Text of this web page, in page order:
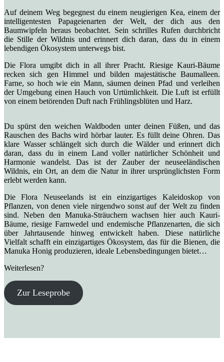
Auf deinem Weg begegnest du einem neugierigen Kea, einem der
intelligentesten Papageienarten der Welt, der dich aus den
Baumwipfeln heraus beobachtet. Sein schrilles Rufen durchbricht
die Stille der Wildnis und erinnert dich daran, dass du in einem
lebendigen Ökosystem unterwegs bist.
Die Flora umgibt dich in all ihrer Pracht. Riesige Kauri-Bäume
recken sich gen Himmel und bilden majestätische Baumalleen.
Farne, so hoch wie ein Mann, säumen deinen Pfad und verleihen
der Umgebung einen Hauch von Urtümlichkeit. Die Luft ist erfüllt
von einem betörenden Duft nach Frühlingsblüten und Harz.
Du spürst den weichen Waldboden unter deinen Füßen, und das
Rauschen des Bachs wird hörbar lauter. Es füllt deine Ohren. Das
klare Wasser schlängelt sich durch die Wälder und erinnert dich
daran, dass du in einem Land voller natürlicher Schönheit und
Harmonie wandelst. Das ist der Zauber der neuseeländischen
Wildnis, ein Ort, an dem die Natur in ihrer ursprünglichsten Form
erlebt werden kann.
Die Flora Neuseelands ist ein einzigartiges Kaleidoskop von
Pflanzen, von denen viele nirgendwo sonst auf der Welt zu finden
sind. Neben den Manuka-Sträuchern wachsen hier auch Kauri-
Bäume, riesige Farnwedel und endemische Pflanzenarten, die sich
über Jahrtausende hinweg entwickelt haben. Diese natürliche
Vielfalt schafft ein einzigartiges Ökosystem, das für die Bienen, die
Manuka Honig produzieren, ideale Lebensbedingungen bietet…
Weiterlesen?
Zur Leseprobe